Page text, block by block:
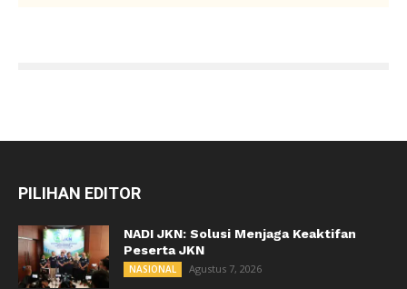
PILIHAN EDITOR
NADI JKN: Solusi Menjaga Keaktifan
Peserta JKN
NASIONAL Agustus 7, 2026